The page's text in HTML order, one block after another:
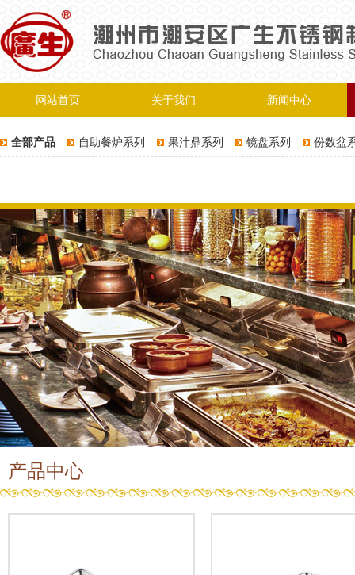
网站首页 关于我们 新闻中心
全部产品 自助餐炉系列 果汁鼎系列 镜盘系列 份数盆
产品中心